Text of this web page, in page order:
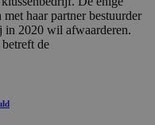
haar partner bestuurder
in 2020 wil afwaarderen.
de